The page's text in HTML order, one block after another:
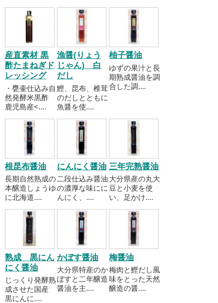
産直素材 黒
酢たまねぎド
レッシング
・甕壷仕込み自
然発酵米黒酢
鹿児島産<....
漁醤(りょう
じゃん) 白
だし
鰹、昆布、椎茸
のだしとともに
魚醤を使....
柚子醤油
ゆずの果汁と長
期熟成醤油を調
合した調....
根昆布醤油
長期自然熟成の
本醸造しょうゆ
に北海道....
にんにく醤油
二段仕込み醤油
の濃厚な味にに
んにく、....
三年完熟醤油
大分県産の丸大
豆と小麦を使
い、足かけ....
熟成 黒にん
にく醤油
じっくり発酵熟
成させた国産
黒にんに....
かぼす醤油
大分県特産のか
ぼすと二年醸造
醤油を主....
梅醤油
梅肉と鰹だし風
味をとった天然
醸造の醤....